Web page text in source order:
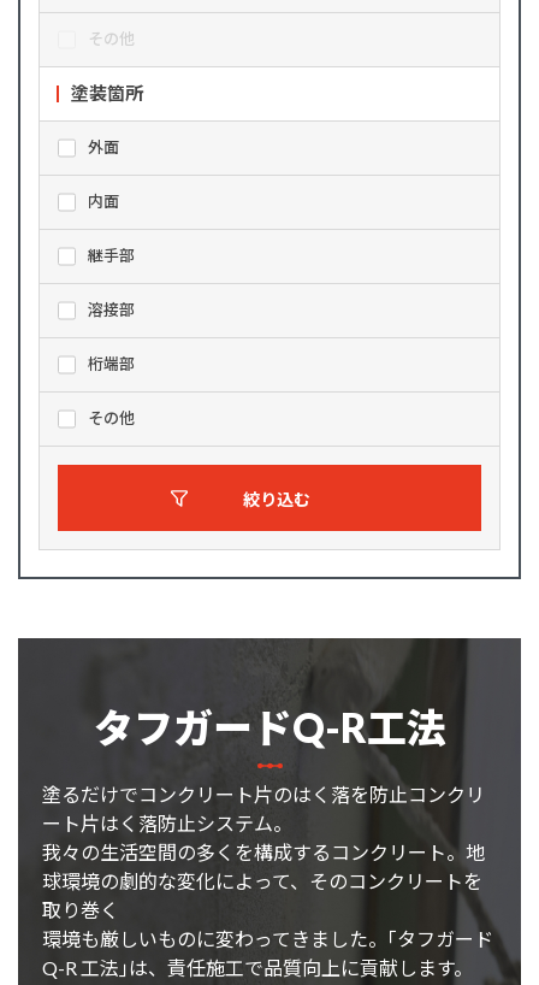
その他
塗装箇所
外面
内面
継手部
溶接部
桁端部
その他
絞り込む
タフガードQ-R工法
塗るだけでコンクリート片のはく落を防止コンクリ
ート片はく落防止システム。
我々の生活空間の多くを構成するコンクリート。地
球環境の劇的な変化によって、そのコンクリートを
取り巻く
環境も厳しいものに変わってきました。｢タフガード
Q-R 工法｣は、責任施工で品質向上に貢献します。